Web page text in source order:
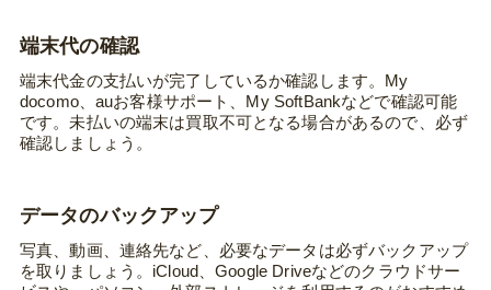
端末代の確認
端末代金の支払いが完了しているか確認します。My
docomo、auお客様サポート、My SoftBankなどで確認可能
です。未払いの端末は買取不可となる場合があるので、必ず
確認しましょう。
データのバックアップ
写真、動画、連絡先など、必要なデータは必ずバックアップ
を取りましょう。iCloud、Google Driveなどのクラウドサー